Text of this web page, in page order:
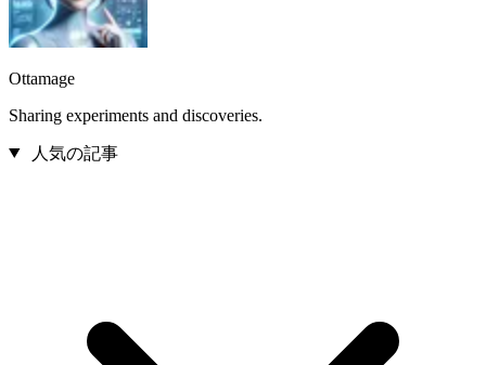
Ottamage
Sharing experiments and discoveries.
人気の記事